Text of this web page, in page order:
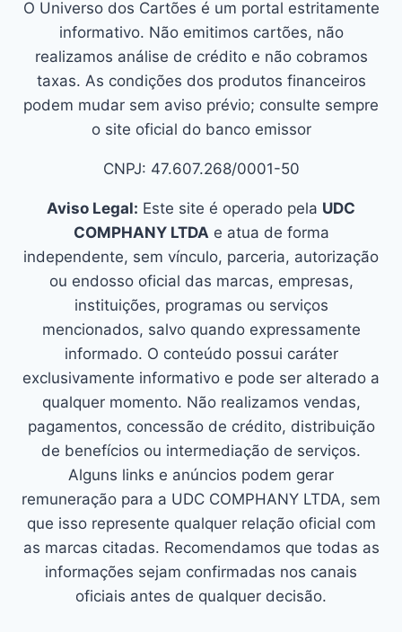
O Universo dos Cartões é um portal estritamente
informativo. Não emitimos cartões, não
realizamos análise de crédito e não cobramos
taxas. As condições dos produtos financeiros
podem mudar sem aviso prévio; consulte sempre
o site oficial do banco emissor
CNPJ: 47.607.268/0001-50
Aviso Legal: Este site é operado pela UDC
COMPHANY LTDAe atua de forma
independente, sem vínculo, parceria, autorização
ou endosso oficial das marcas, empresas,
instituições, programas ou serviços
mencionados, salvo quando expressamente
informado. O conteúdo possui caráter
exclusivamente informativo e pode ser alterado a
qualquer momento. Não realizamos vendas,
pagamentos, concessão de crédito, distribuição
de benefícios ou intermediação de serviços.
Alguns links e anúncios podem gerar
remuneração para a UDC COMPHANY LTDA, sem
que isso represente qualquer relação oficial com
as marcas citadas. Recomendamos que todas as
informações sejam confirmadas nos canais
oficiais antes de qualquer decisão.